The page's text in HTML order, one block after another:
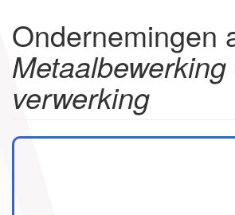
Ondernemingen
verwerking